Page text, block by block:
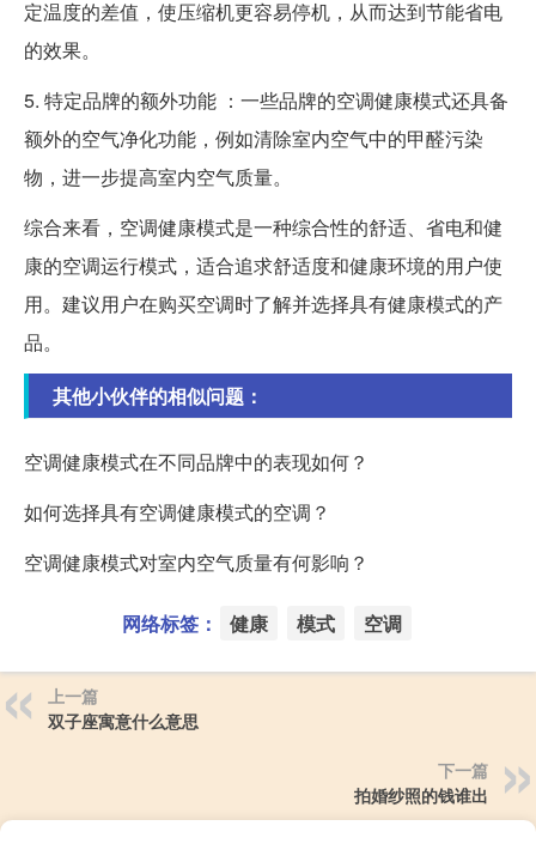
定温度的差值，使压缩机更容易停机，从而达到节能省电
的效果。
5. 特定品牌的额外功能 ：一些品牌的空调健康模式还具备
额外的空气净化功能，例如清除室内空气中的甲醛污染
物，进一步提高室内空气质量。
综合来看，空调健康模式是一种综合性的舒适、省电和健
康的空调运行模式，适合追求舒适度和健康环境的用户使
用。建议用户在购买空调时了解并选择具有健康模式的产
品。
其他小伙伴的相似问题：
空调健康模式在不同品牌中的表现如何？
如何选择具有空调健康模式的空调？
空调健康模式对室内空气质量有何影响？
网络标签： 健康 模式 空调
上一篇
双子座寓意什么意思
下一篇
拍婚纱照的钱谁出